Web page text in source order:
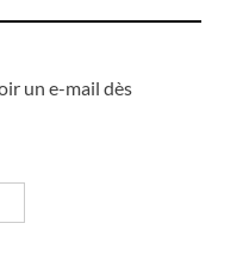
un e-mail dès